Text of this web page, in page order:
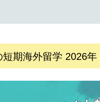
期海外留学 2026年